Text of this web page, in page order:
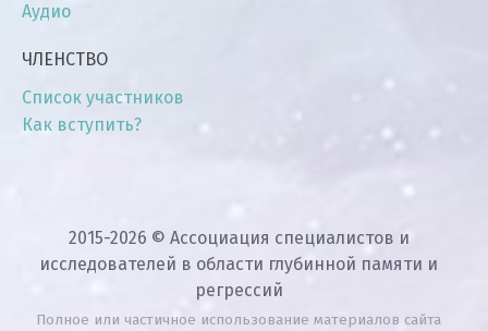
Аудио
ЧЛЕНСТВО
Список участников
Как вступить?
2015-2026 © Ассоциация специалистов и
исследователей в области глубинной памяти и
регрессий
Полное или частичное использование материалов сайта